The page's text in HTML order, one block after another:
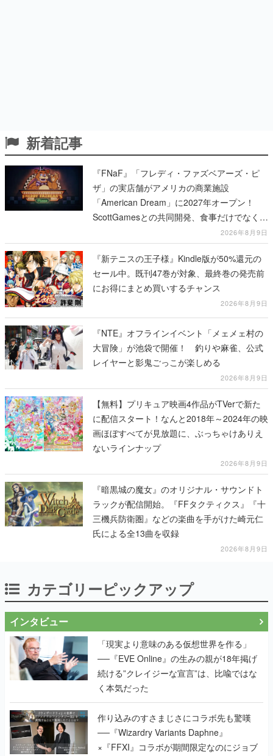
新着記事
『FNaF』「フレディ・ファズベアーズ・ピ
ザ」の実店舗がアメリカの商業施設
「American Dream」に2027年オープン！
ScottGamesとの共同開発、食事だけでなくス
テージショーや没入型のホラー体験も楽しめ
る
2026年8月9日
『新テニスの王子様』Kindle版が50%還元の
セール中。既刊47巻が対象、最終巻の発売前
にお得にまとめ買いするチャンス
2026年8月9日
『NTE』オフラインイベント「メェメェ村の
大冒険」が池袋で開催！ 釣りや麻雀、公式
レイヤーと影鬼ごっこが楽しめる
2026年8月9日
【無料】プリキュア映画4作品がTVerで新た
に配信スタート！なんと2018年～2024年の映
画ほぼすべてが見放題に、ぶっちゃけありえ
ないラインナップ
2026年8月9日
『暗黒城の魔女』のオリジナル・サウンドト
ラックが配信開始。『FFタクティクス』『十
三機兵防衛圏』などの楽曲を手がけた崎元仁
氏による全13曲を収録
2026年8月9日
カテゴリーピックアップ
インタビュー
「現実より意味のある仮想世界を作る」
──『EVE Online』の生みの親が18年掲げ
続ける”クレイジーな宣言”は、比喩ではな
く本気だった
作り込みのすさまじさにコラボ先も驚嘆
──『Wizardry Variants Daphne』
×『FFXI』コラボが期間限定なのにジョブ